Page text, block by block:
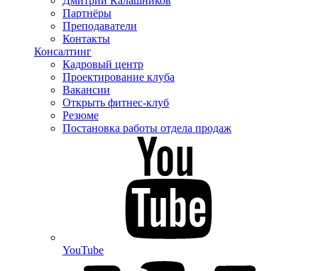
Партнёры
Преподаватели
Контакты
Консалтинг
Кадровый центр
Проектирование клуба
Вакансии
Открыть фитнес-клуб
Резюме
Постановка работы отдела продаж
YouTube